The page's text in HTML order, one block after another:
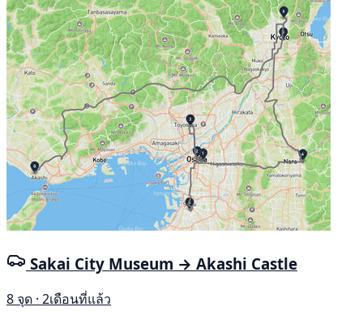
Sakai City Museum → Akashi Castle
8 จุด · 2เดือนที่แล้ว